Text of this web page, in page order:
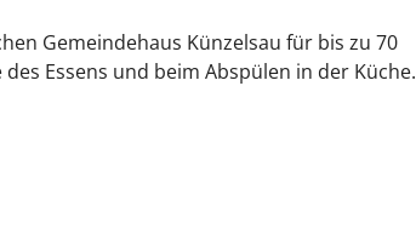
Gemeindehaus Künzelsau für bis zu 70
Essens und beim Abspülen in der Küche.